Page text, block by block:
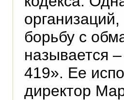
борьбу с
называется
419». Ее
директор